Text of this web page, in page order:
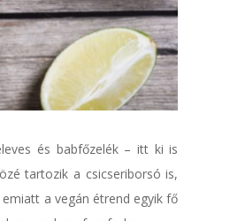
és babfőzelék – itt ki is
tartozik a csicseriborsó is,
a vegán étrend egyik fő